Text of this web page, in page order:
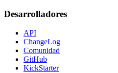
Desarrolladores
API
ChangeLog
Comunidad
GitHub
KickStarter